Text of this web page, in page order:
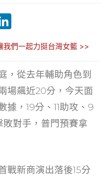
k
e
dI
n
我們一起力挺台灣女籃 >>
，從去年輔助角色到
場飆近20分，今天面
據，19分、11助攻、9
對手，普門預賽拿
戰新商演出落後15分